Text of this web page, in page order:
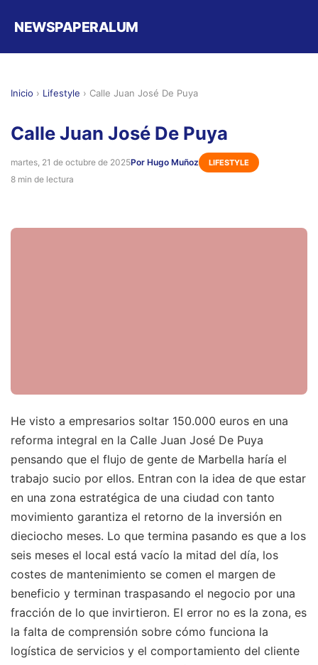
NEWSPAPERALUM
Inicio › Lifestyle › Calle Juan José De Puya
Calle Juan José De Puya
martes, 21 de octubre de 2025Por Hugo Muñoz LIFESTYLE
8 min de lectura
He visto a empresarios soltar 150.000 euros en una
reforma integral en la Calle Juan José De Puya
pensando que el flujo de gente de Marbella haría el
trabajo sucio por ellos. Entran con la idea de que estar
en una zona estratégica de una ciudad con tanto
movimiento garantiza el retorno de la inversión en
dieciocho meses. Lo que termina pasando es que a los
seis meses el local está vacío la mitad del día, los
costes de mantenimiento se comen el margen de
beneficio y terminan traspasando el negocio por una
fracción de lo que invirtieron. El error no es la zona, es
la falta de comprensión sobre cómo funciona la
logística de servicios y el comportamiento del cliente